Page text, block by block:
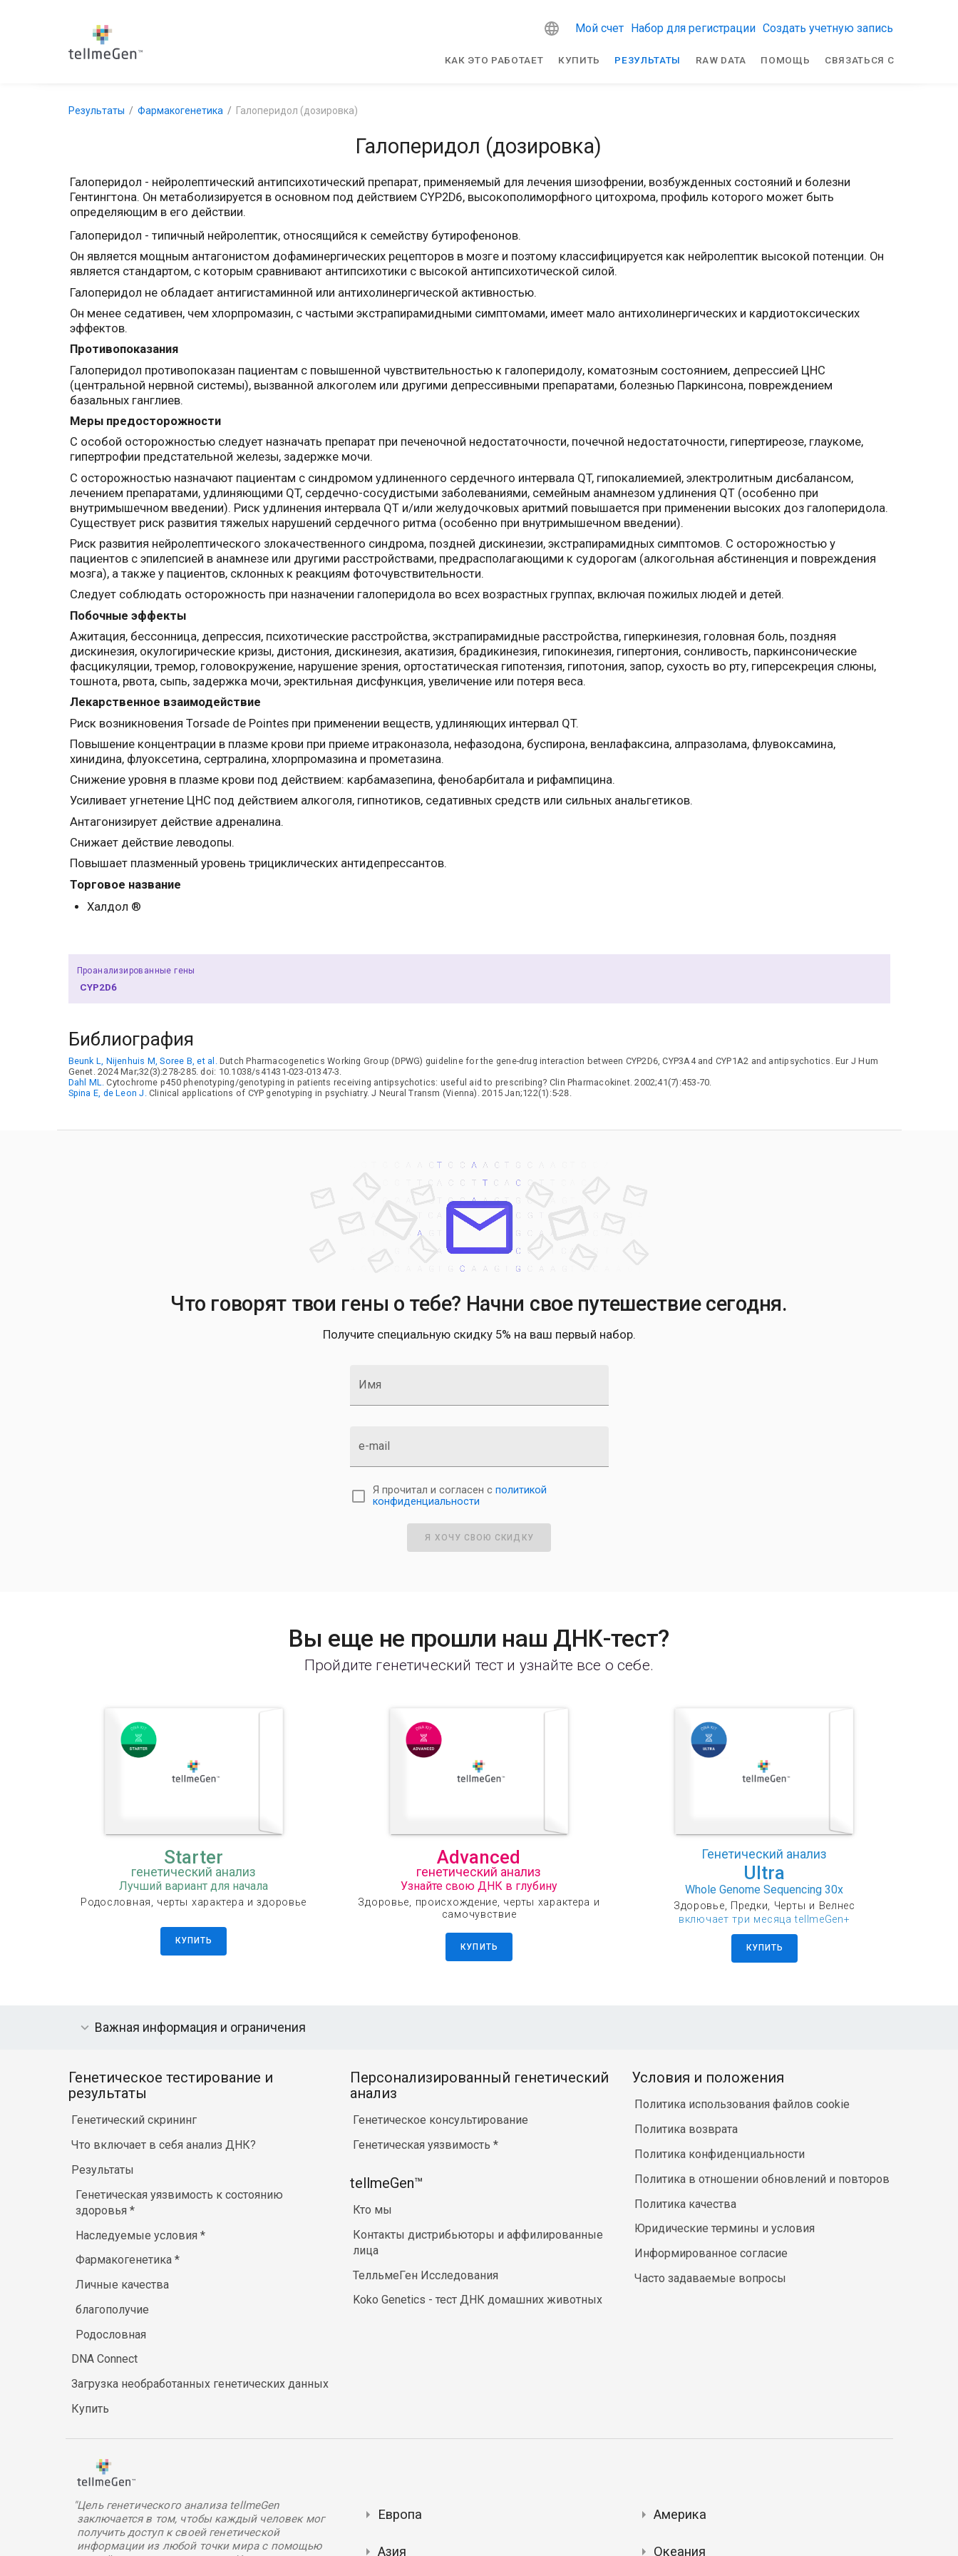
Мой счет Набор для регистрации Создать учетную запись
КАК ЭТО РАБОТАЕТ КУПИТЬ РЕЗУЛЬТАТЫ RAW DATA ПОМОЩЬ СВЯЗАТЬСЯ С
Результаты Фармакогенетика Галоперидол (дозировка)
Галоперидол (дозировка)
Галоперидол - нейролептический антипсихотический препарат, применяемый для лечения шизофрении, возбужденных состояний и болезни
Гентингтона. Он метаболизируется в основном под действием CYP2D6, высокополиморфного цитохрома, профиль которого может быть
определяющим в его действии.
Галоперидол - типичный нейролептик, относящийся к семейству бутирофенонов.
Он является мощным антагонистом дофаминергических рецепторов в мозге и поэтому классифицируется как нейролептик высокой потенции. Он
является стандартом, с которым сравнивают антипсихотики с высокой антипсихотической силой.
Галоперидол не обладает антигистаминной или антихолинергической активностью.
Он менее седативен, чем хлорпромазин, с частыми экстрапирамидными симптомами, имеет мало антихолинергических и кардиотоксических
эффектов.
Противопоказания
Галоперидол противопоказан пациентам с повышенной чувствительностью к галоперидолу, коматозным состоянием, депрессией ЦНС
(центральной нервной системы), вызванной алкоголем или другими депрессивными препаратами, болезнью Паркинсона, повреждением
базальных ганглиев.
Меры предосторожности
С особой осторожностью следует назначать препарат при печеночной недостаточности, почечной недостаточности, гипертиреозе, глаукоме,
гипертрофии предстательной железы, задержке мочи.
С осторожностью назначают пациентам с синдромом удлиненного сердечного интервала QT, гипокалиемией, электролитным дисбалансом,
лечением препаратами, удлиняющими QT, сердечно-сосудистыми заболеваниями, семейным анамнезом удлинения QT (особенно при
внутримышечном введении). Риск удлинения интервала QT и/или желудочковых аритмий повышается при применении высоких доз галоперидола.
Существует риск развития тяжелых нарушений сердечного ритма (особенно при внутримышечном введении).
Риск развития нейролептического злокачественного синдрома, поздней дискинезии, экстрапирамидных симптомов. С осторожностью у
пациентов с эпилепсией в анамнезе или другими расстройствами, предрасполагающими к судорогам (алкогольная абстиненция и повреждения
мозга), а также у пациентов, склонных к реакциям фоточувствительности.
Следует соблюдать осторожность при назначении галоперидола во всех возрастных группах, включая пожилых людей и детей.
Побочные эффекты
Ажитация, бессонница, депрессия, психотические расстройства, экстрапирамидные расстройства, гиперкинезия, головная боль, поздняя
дискинезия, окулогирические кризы, дистония, дискинезия, акатизия, брадикинезия, гипокинезия, гипертония, сонливость, паркинсонические
фасцикуляции, тремор, головокружение, нарушение зрения, ортостатическая гипотензия, гипотония, запор, сухость во рту, гиперсекреция слюны,
тошнота, рвота, сыпь, задержка мочи, эректильная дисфункция, увеличение или потеря веса.
Лекарственное взаимодействие
Риск возникновения Torsade de Pointes при применении веществ, удлиняющих интервал QT.
Повышение концентрации в плазме крови при приеме итраконазола, нефазодона, буспирона, венлафаксина, алпразолама, флувоксамина,
хинидина, флуоксетина, сертралина, хлорпромазина и прометазина.
Снижение уровня в плазме крови под действием: карбамазепина, фенобарбитала и рифампицина.
Усиливает угнетение ЦНС под действием алкоголя, гипнотиков, седативных средств или сильных анальгетиков.
Антагонизирует действие адреналина.
Снижает действие леводопы.
Повышает плазменный уровень трициклических антидепрессантов.
Торговое название
Халдол ®
Проанализированные гены
CYP2D6
Библиография
Beunk L, Nijenhuis M, Soree B, et al.
Dutch Pharmacogenetics Working Group (DPWG) guideline for the gene-drug interaction between CYP2D6, CYP3A4 and CYP1A2 and antipsychotics. Eur J Hum
Genet. 2024 Mar;32(3):278-285. doi: 10.1038/s41431-023-01347-3.
Dahl ML.
Cytochrome p450 phenotyping/genotyping in patients receiving antipsychotics: useful aid to prescribing? Clin Pharmacokinet. 2002;41(7):453-70.
Spina E, de Leon J. Clinical applications of CYP genotyping in psychiatry. J Neural Transm (Vienna). 2015 Jan;122(1):5-28.
Что говорят твои гены о тебе? Начни свое путешествие сегодня.
Получите специальную скидку 5% на ваш первый набор.
Имя
e-mail
Я прочитал и согласен с политикой
конфиденциальности
Я ХОЧУ СВОЮ СКИДКУ
Вы еще не прошли наш ДНК-тест?
Пройдите генетический тест и узнайте все о себе.
Starter
генетический анализ
Лучший вариант для начала
Родословная, черты характера и здоровье
КУПИТЬ
Advanced
генетический анализ
Узнайте свою ДНК в глубину
Здоровье, происхождение, черты характера и
самочувствие
КУПИТЬ
Генетический анализ
Ultra
Whole Genome Sequencing 30x
Здоровье, Предки, Черты и Велнес
включает три месяца tellmeGen+
КУПИТЬ
Важная информация и ограничения
Генетическое тестирование и
результаты
Генетический скрининг
Что включает в себя анализ ДНК?
Результаты
Генетическая уязвимость к состоянию
здоровья *
Наследуемые условия *
Фармакогенетика *
Личные качества
благополучие
Родословная
DNA Connect
Загрузка необработанных генетических данных
Купить
Персонализированный генетический
анализ
Генетическое консультирование
Генетическая уязвимость *
tellmeGen™
Кто мы
Контакты дистрибьюторы и аффилированные
лица
ТелльмеГен Исследования
Koko Genetics - тест ДНК домашних животных
Условия и положения
Политика использования файлов cookie
Политика возврата
Политика конфиденциальности
Политика в отношении обновлений и повторов
Политика качества
Юридические термины и условия
Информированное согласие
Часто задаваемые вопросы
"Цель генетического анализа tellmeGen
заключается в том, чтобы каждый человек мог
получить доступ к своей генетической
информации из любой точки мира с помощью
Европа
Азия
Америка
Океания